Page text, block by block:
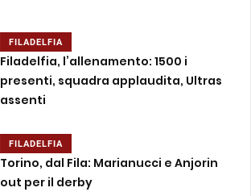
FILADELFIA
Filadelfia, l’allenamento: 1500 i
presenti, squadra applaudita, Ultras
assenti
FILADELFIA
Torino, dal Fila: Marianucci e Anjorin
out per il derby